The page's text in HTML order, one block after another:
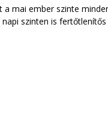
mai ember szinte
szinten is